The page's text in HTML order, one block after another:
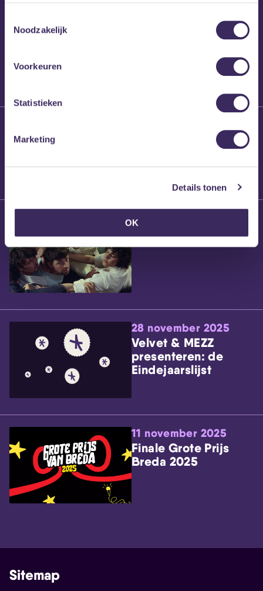
Noodzakelijk
Voorkeuren
Statistieken
Marketing
Details tonen
OK
Brennt Vanneste
24 maart 2026
Willem’s Blog: Ão
28 november 2025
Velvet & MEZZ
presenteren: de
Eindejaarslijst
11 november 2025
Finale Grote Prijs
Breda 2025
Sitemap